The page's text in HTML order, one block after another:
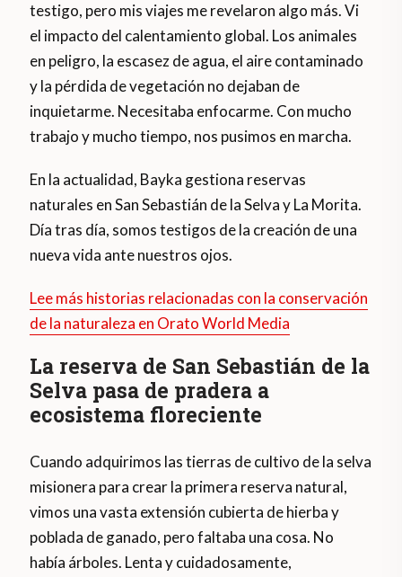
testigo, pero mis viajes me revelaron algo más. Vi
el impacto del calentamiento global. Los animales
en peligro, la escasez de agua, el aire contaminado
y la pérdida de vegetación no dejaban de
inquietarme. Necesitaba enfocarme. Con mucho
trabajo y mucho tiempo, nos pusimos en marcha.
En la actualidad, Bayka gestiona reservas
naturales en San Sebastián de la Selva y La Morita.
Día tras día, somos testigos de la creación de una
nueva vida ante nuestros ojos.
Lee más historias relacionadas con la conservación
de la naturaleza en Orato World Media
La reserva de San Sebastián de la
Selva pasa de pradera a
ecosistema floreciente
Cuando adquirimos las tierras de cultivo de la selva
misionera para crear la primera reserva natural,
vimos una vasta extensión cubierta de hierba y
poblada de ganado, pero faltaba una cosa. No
había árboles. Lenta y cuidadosamente,